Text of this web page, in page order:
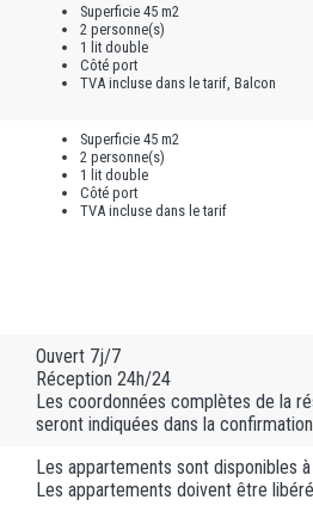
Superficie 45 m2
2 personne(s)
1 lit double
Côté port
TVA incluse dans le tarif, Balcon
Superficie 45 m2
2 personne(s)
1 lit double
Côté port
TVA incluse dans le tarif
Ouvert 7j/7
Réception 24h/24
Les coordonnées complètes de la
seront indiquées dans la
Les appartements sont disponibles
Les appartements doivent être